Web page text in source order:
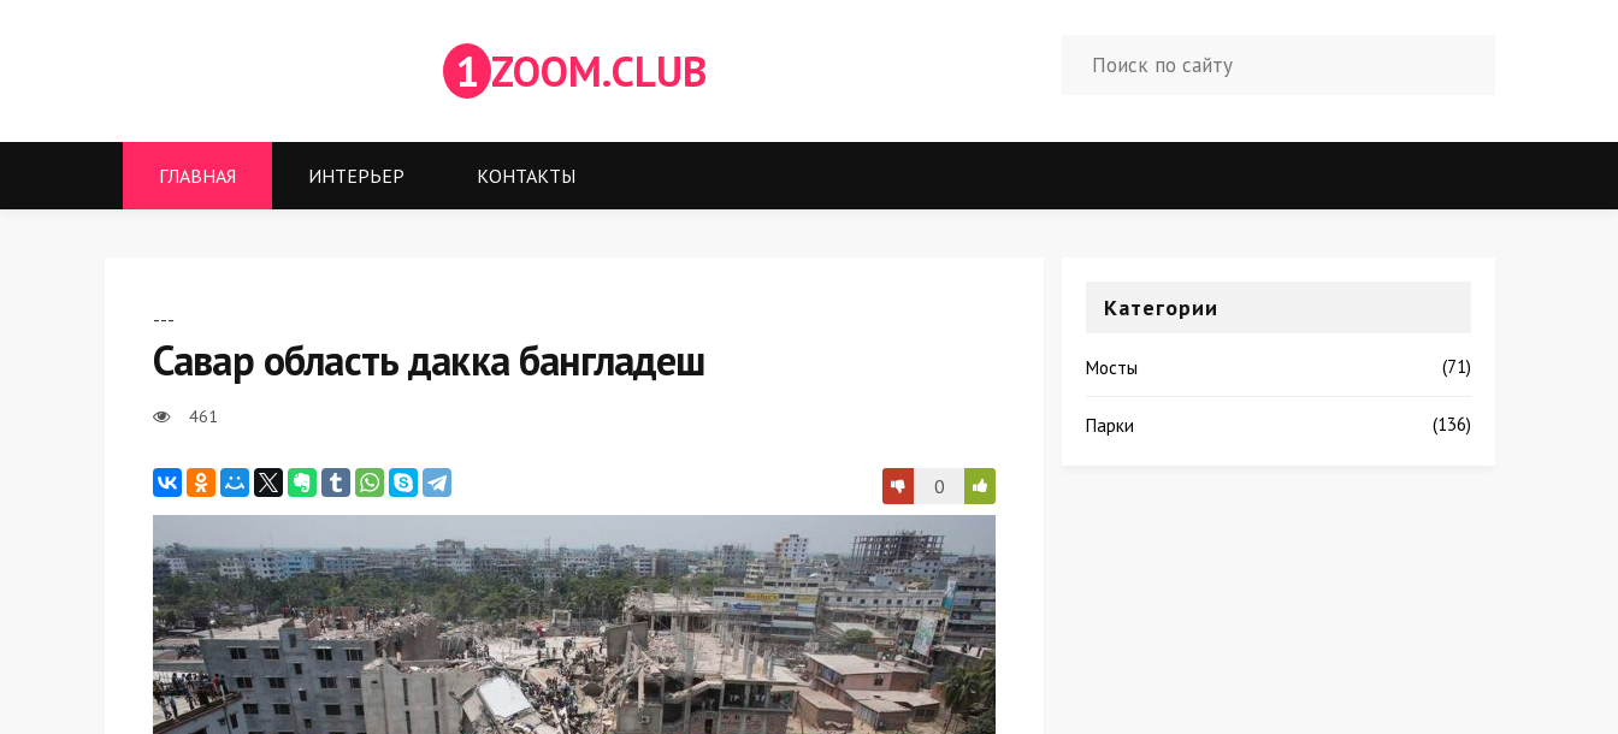
1 ZOOM.CLUB
ГЛАВНАЯ ИНТЕРЬЕР КОНТАКТЫ
---
Савар область дакка бангладеш
461
0
Категории
Мосты (71)
Парки (136)